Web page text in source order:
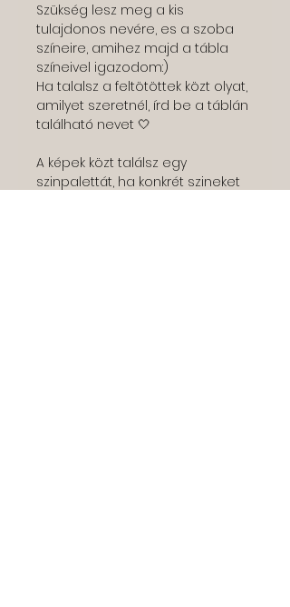
Szükség lesz meg a kis
tulajdonos nevére, es a szoba
színeire, amihez majd a tábla
színeivel igazodom:)
Ha talalsz a feltötöttek közt olyat,
amilyet szeretnél, írd be a táblán
található nevet 🤍
A képek közt találsz egy
szinpalettát, ha konkrét szineket